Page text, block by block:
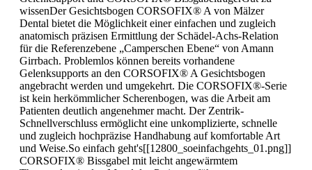
wissenDer Gesichtsbogen CORSOFIX® A von Mälzer
Dental bietet die Möglichkeit einer einfachen und zugleich
anatomisch präzisen Ermittlung der Schädel-Achs-Relation
für die Referenzebene „Camperschen Ebene“ von Amann
Girrbach. Problemlos können bereits vorhandene
Gelenksupports an den CORSOFIX® A Gesichtsbogen
angebracht werden und umgekehrt. Die CORSOFIX®-Serie
ist kein herkömmlicher Scherenbogen, was die Arbeit am
Patienten deutlich angenehmer macht. Der Zentrik-
Schnellverschluss ermöglicht eine unkomplizierte, schnelle
und zugleich hochpräzise Handhabung auf komfortable Art
und Weise.So einfach geht's[[12800_soeinfachgehts_01.png]]
CORSOFIX® Bissgabel mit leicht angewärmtem